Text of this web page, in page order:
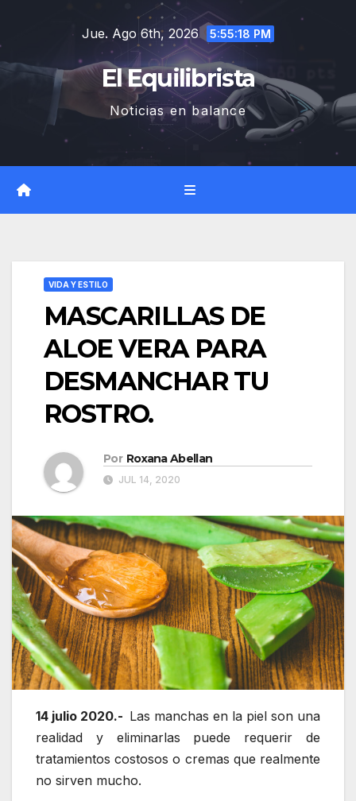
contenido
Jue. Ago 6th, 2026 5:55:19 PM
El Equilibrista
Noticias en balance
VIDA Y ESTILO
MASCARILLAS DE
ALOE VERA PARA
DESMANCHAR TU
ROSTRO.
Por Roxana Abellan
JUL 14, 2020
14 julio 2020.- Las manchas en la piel son una
realidad y eliminarlas puede requerir de
tratamientos costosos o cremas que realmente
no sirven mucho.